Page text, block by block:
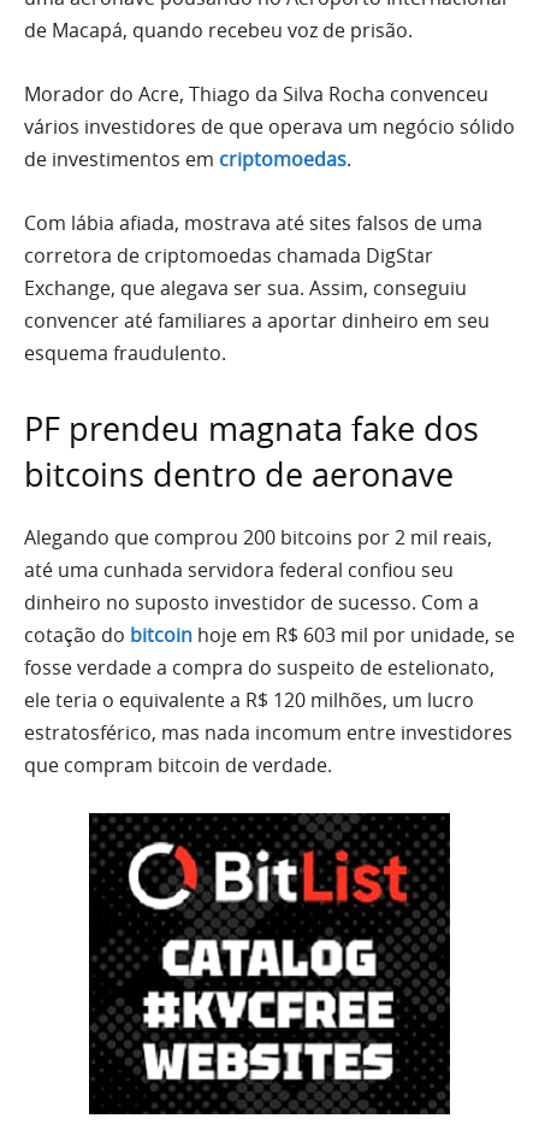
de Macapá, quando recebeu voz de prisão.
Morador do Acre, Thiago da Silva Rocha convenceu
vários investidores de que operava um negócio sólido
de investimentos em criptomoedas.
Com lábia afiada, mostrava até sites falsos de uma
corretora de criptomoedas chamada DigStar
Exchange, que alegava ser sua. Assim, conseguiu
convencer até familiares a aportar dinheiro em seu
esquema fraudulento.
PF prendeu magnata fake dos
bitcoins dentro de aeronave
Alegando que comprou 200 bitcoins por 2 mil reais,
até uma cunhada servidora federal confiou seu
dinheiro no suposto investidor de sucesso. Com a
cotação do bitcoin hoje em R$ 603 mil por unidade, se
fosse verdade a compra do suspeito de estelionato,
ele teria o equivalente a R$ 120 milhões, um lucro
estratosférico, mas nada incomum entre investidores
que compram bitcoin de verdade.